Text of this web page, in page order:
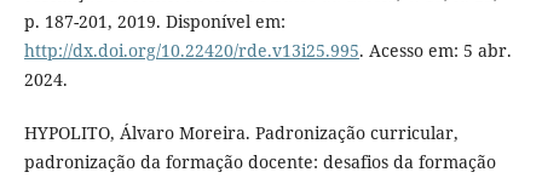
p. 187-201, 2019. Disponível em:
http://dx.doi.org/10.22420/rde.v13i25.995. Acesso em: 5 abr.
2024.
HYPOLITO, Álvaro Moreira. Padronização curricular,
padronização da formação docente: desafios da formação